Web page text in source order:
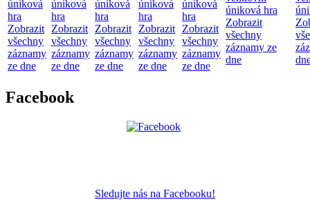
úniková
hra
Zobrazit
všechny
záznamy
ze dne
úniková
hra
Zobrazit
všechny
záznamy
ze dne
úniková
hra
Zobrazit
všechny
záznamy
ze dne
úniková
hra
Zobrazit
všechny
záznamy
ze dne
úniková
hra
Zobrazit
všechny
záznamy
ze dne
úniková hra
Zobrazit
všechny
záznamy ze
dne
Facebook
Sledujte nás na Facebooku!